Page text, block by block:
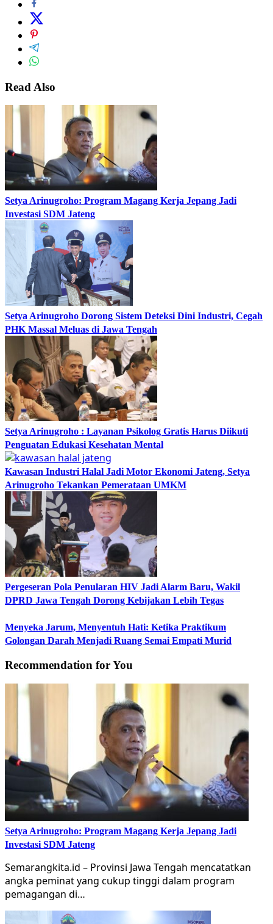
Read Also
Setya Arinugroho: Program Magang Kerja Jepang Jadi
Investasi SDM Jateng
Setya Arinugroho Dorong Sistem Deteksi Dini Industri, Cegah
PHK Massal Meluas di Jawa Tengah
Setya Arinugroho : Layanan Psikolog Gratis Harus Diikuti
Penguatan Edukasi Kesehatan Mental
Kawasan Industri Halal Jadi Motor Ekonomi Jateng, Setya
Arinugroho Tekankan Pemerataan UMKM
Pergeseran Pola Penularan HIV Jadi Alarm Baru, Wakil
DPRD Jawa Tengah Dorong Kebijakan Lebih Tegas
Menyeka Jarum, Menyentuh Hati: Ketika Praktikum
Golongan Darah Menjadi Ruang Semai Empati Murid
Recommendation for You
Setya Arinugroho: Program Magang Kerja Jepang Jadi
Investasi SDM Jateng
Semarangkita.id – Provinsi Jawa Tengah mencatatkan
angka peminat yang cukup tinggi dalam program
pemagangan di…